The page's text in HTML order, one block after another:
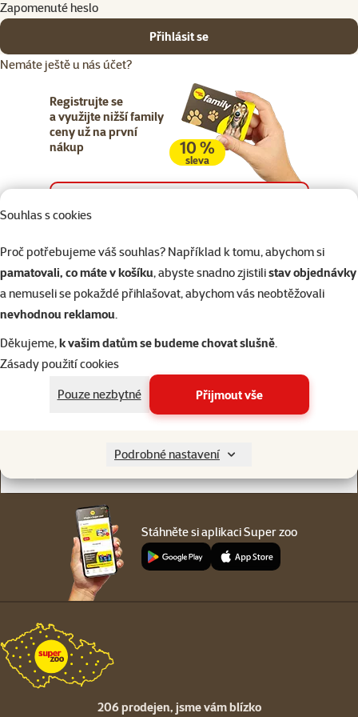
Souhlas s cookies
Proč potřebujeme váš souhlas? Například k tomu, abychom si
pamatovali, co máte v košíku, abyste snadno zjistilistav objednávky
a nemuseli se pokaždé přihlašovat, abychom vás neobtěžovali
nevhodnou reklamou.
Děkujeme,k vašim datům se budeme chovat slušně.
Zásady použití cookies
Pouze nezbytné
Přijmout vše
Podrobné nastavení
Zapomenuté heslo
Přihlásit se
Nemáte ještě u nás účet?
Registrujte se
a využijte nižší family
ceny už na první
nákup
10 %
sleva
Napište nám
eshop@superzoo.cz
321 000 180
Online chat
jsme vám blízko
Stáhněte si aplikaci Super zoo
206 prodejen, jsme vám blízko